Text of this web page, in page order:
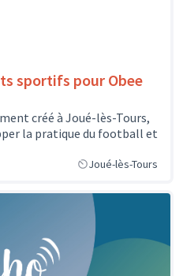
sportifs pour Obee
créé à Joué-lès-Tours,
la pratique du football et
Joué-lès-Tours